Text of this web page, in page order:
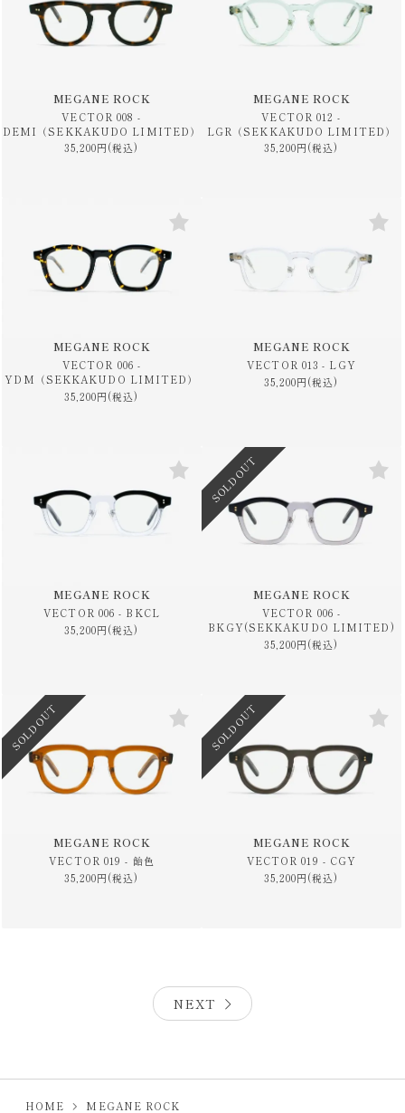
MEGANE ROCK
VECTOR 008 -
DEMI（SEKKAKUDO LIMITED）
35,200円(税込)
MEGANE ROCK
VECTOR 012 -
LGR（SEKKAKUDO LIMITED）
35,200円(税込)
MEGANE ROCK
VECTOR 006 -
YDM（SEKKAKUDO LIMITED）
35,200円(税込)
MEGANE ROCK
VECTOR 013 - LGY
35,200円(税込)
MEGANE ROCK
VECTOR 006 - BKCL
35,200円(税込)
MEGANE ROCK
VECTOR 006 -
BKGY(SEKKAKUDO LIMITED)
35,200円(税込)
SOLD OUT
MEGANE ROCK
VECTOR 019 - 飴色
35,200円(税込)
SOLD OUT
MEGANE ROCK
VECTOR 019 - CGY
35,200円(税込)
SOLD OUT
NEXT
HOME MEGANE ROCK